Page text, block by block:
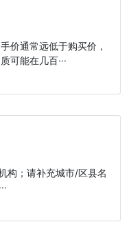
价通常远低于购买价，
可能在几百···
构；请补充‌城市/区县名